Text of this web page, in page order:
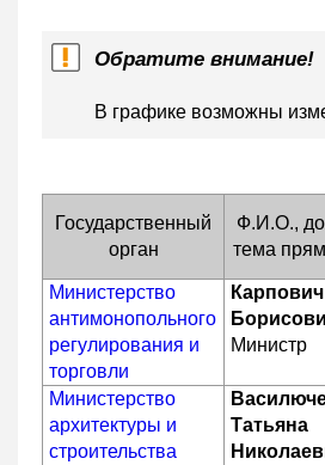
Обратите внимание!
В графике возможны
Государственный
орган
Ф.И.О.,
тема
Министерство
антимонопольного
регулирования и
торговли
Министр
Министерство
архитектуры и
строительства
Татьяна